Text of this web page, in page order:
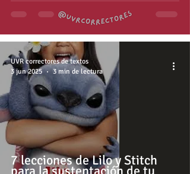
7 lecciones de Lilo y Stitch
para la sustentación de tu
UVR correctores de textos
3 jun 2025
3 min de lectura